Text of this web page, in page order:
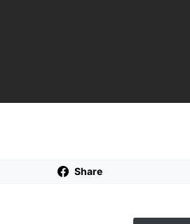
Share